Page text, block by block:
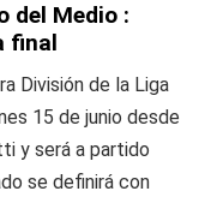
del Medio :
final
División de la Liga
15 de junio desde
y será a partido
se definirá con